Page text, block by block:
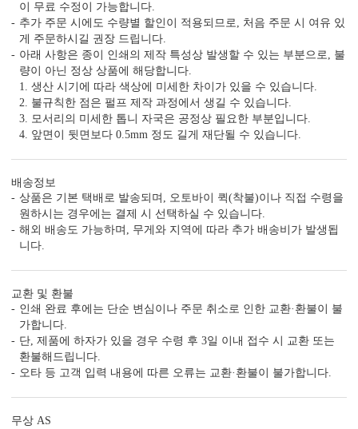
감성 더하기
당신만의 특별한 청첩장을 위한
다양한 옵션 상품이 준비되어 있습니다.
실링 스탬프
실링 스티커 디자인 스티커
카드 봉투
청첩장 리본 클로버+엽서
다.
이 무료 수정이 가능합니다.
추가 주문 시에도 수량별 할인이 적용되므로, 처음 주문 시 여유 있
게 주문하시길 권장 드립니다.
아래 사항은 종이 인쇄의 제작 특성상 발생할 수 있는 부분으로, 불
량이 아닌 정상 상품에 해당합니다.
1. 생산 시기에 따라 색상에 미세한 차이가 있을 수 있습니다.
2. 불규칙한 점은 펄프 제작 과정에서 생길 수 있습니다.
3. 모서리의 미세한 톱니 자국은 공정상 필요한 부분입니다.
4. 앞면이 뒷면보다 0.5mm 정도 길게 재단될 수 있습니다.
배송정보
상품은 기본 택배로 발송되며, 오토바이 퀵(착불)이나 직접 수령을
원하시는 경우에는 결제 시 선택하실 수 있습니다.
해외 배송도 가능하며, 무게와 지역에 따라 추가 배송비가 발생됩
니다.
교환 및 환불
인쇄 완료 후에는 단순 변심이나 주문 취소로 인한 교환·환불이 불
가합니다.
단, 제품에 하자가 있을 경우 수령 후 3일 이내 접수 시 교환 또는
환불해드립니다.
오타 등 고객 입력 내용에 따른 오류는 교환·환불이 불가합니다.
무상 AS